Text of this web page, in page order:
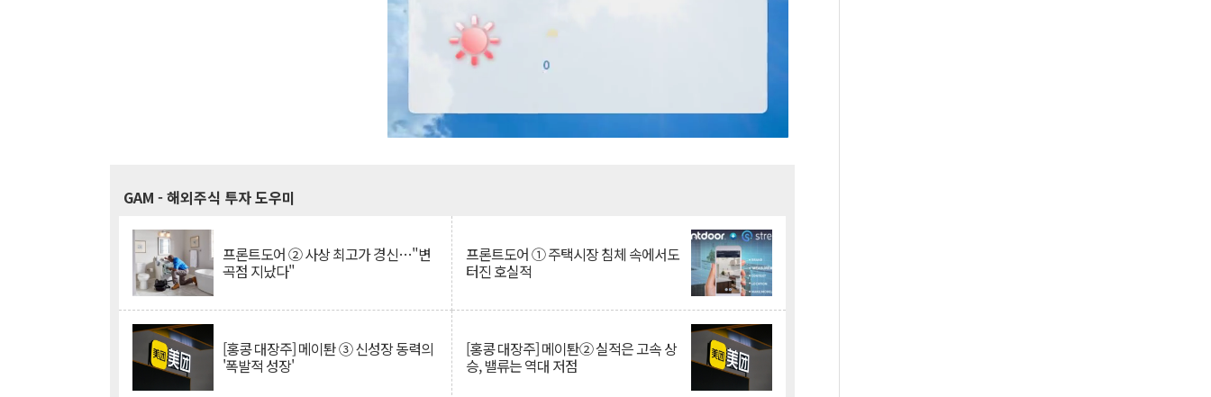
GAM - 해외주식 투자 도우미
프론트도어 ② 사상 최고가 경신…"변
곡점 지났다"
프론트도어 ① 주택시장 침체 속에서도
터진 호실적
[홍콩 대장주] 메이퇀 ③ 신성장 동력의
'폭발적 성장'
[홍콩 대장주] 메이퇀② 실적은 고속 상
승, 밸류는 역대 저점